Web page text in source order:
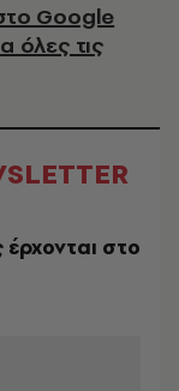
Google
όλες τις
στο